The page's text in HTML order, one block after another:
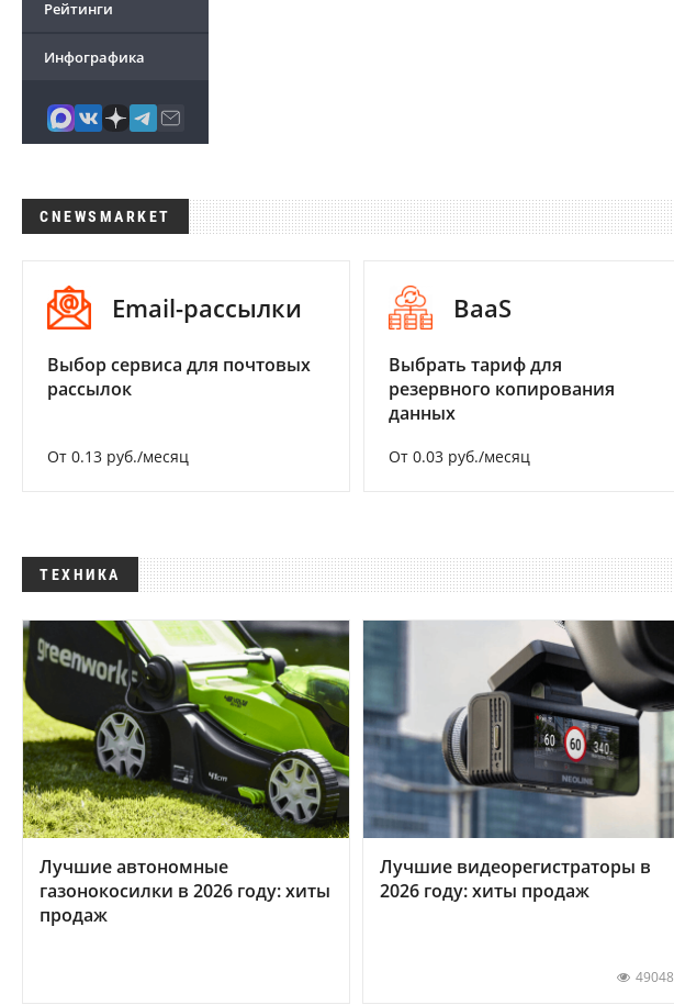
Рейтинги
Инфографика
CNEWSMARKET
Email-рассылки
Выбор сервиса для почтовых
рассылок
От 0.13 руб./месяц
BaaS
Выбрать тариф для
резервного копирования
данных
От 0.03 руб./месяц
ТЕХНИКА
Лучшие автономные
газонокосилки в 2026 году: хиты
продаж
Лучшие видеорегистраторы в
2026 году: хиты продаж
49048